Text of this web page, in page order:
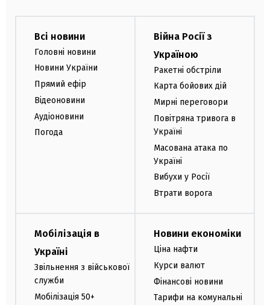
Всі новини
Головні новини
Новини України
Прямий ефір
Відеоновини
Аудіоновини
Погода
Війна Росії з
Україною
Ракетні обстріли
Карта бойових дій
Мирні переговори
Повітряна тривога в
Україні
Масована атака по
Україні
Вибухи у Росії
Втрати ворога
Мобілізація в
Україні
Звільнення з військової
служби
Мобілізація 50+
Новини економіки
Ціна нафти
Курси валют
Фінансові новини
Тарифи на комунальні